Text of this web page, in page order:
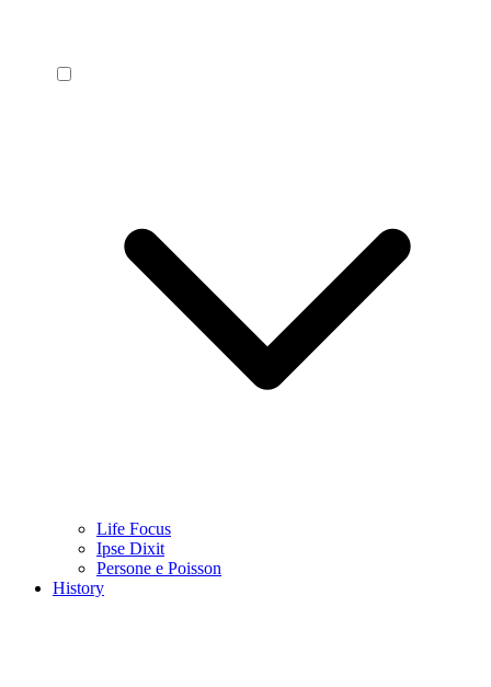
Life Focus
Ipse Dixit
Persone e Poisson
History